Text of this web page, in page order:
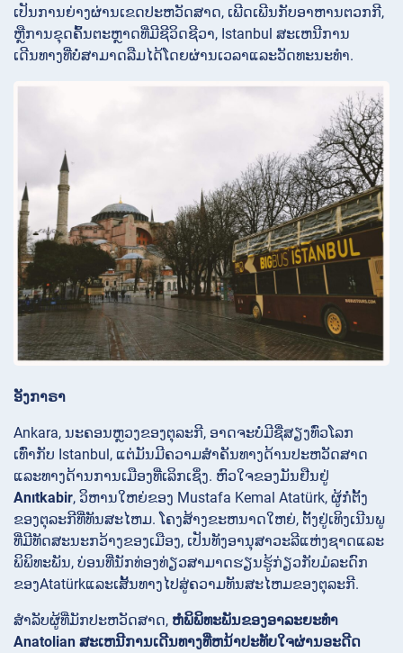
ເປັນການຍ່າງຜ່ານເຂດປະຫວັດສາດ, ເພີດເພີນກັບອາຫານຕວກກີ,
ຫຼືການຂຸດຄົ້ນຕະຫຼາດທີ່ມີຊີວິດຊີວາ, Istanbul ສະເຫນີການ
ເດີນທາງທີ່ບໍ່ສາມາດລືມໄດ້ໂດຍຜ່ານເວລາແລະວັດທະນະທໍາ.
ອັງກາຣາ
Ankara, ນະຄອນຫຼວງຂອງຕຸລະກີ, ອາດຈະບໍ່ມີຊື່ສຽງທົ່ວໂລກ
ເທົ່າກັບ Istanbul, ແຕ່ມັນມີຄວາມສໍາຄັນທາງດ້ານປະຫວັດສາດ
ແລະທາງດ້ານການເມືອງທີ່ເລິກເຊິ່ງ. ຫົວໃຈຂອງມັນຢືນຢູ່
Anıtkabir, ວິຫານໃຫຍ່ຂອງ Mustafa Kemal Atatürk, ຜູ້ກໍ່ຕັ້ງ
ຂອງຕຸລະກີທີ່ທັນສະໄຫມ. ໂຄງສ້າງຂະຫນາດໃຫຍ່, ຕັ້ງຢູ່ເທິງເນີນພູ
ທີ່ມີທັດສະນະກວ້າງຂອງເມືອງ, ເປັນທັງອານຸສາວະລີແຫ່ງຊາດແລະ
ພິພິທະພັນ, ບ່ອນທີ່ນັກທ່ອງທ່ຽວສາມາດຮຽນຮູ້ກ່ຽວກັບມໍລະດົກ
ຂອງAtatürkແລະເສັ້ນທາງໄປສູ່ຄວາມທັນສະໄຫມຂອງຕຸລະກີ.
ສໍາລັບຜູ້ທີ່ມັກປະຫວັດສາດ, ຫໍພິພິທະພັນຂອງອາລະຍະທໍາ
Anatolian ສະເຫນີການເດີນທາງທີ່ຫນ້າປະທັບໃຈຜ່ານອະດີດ